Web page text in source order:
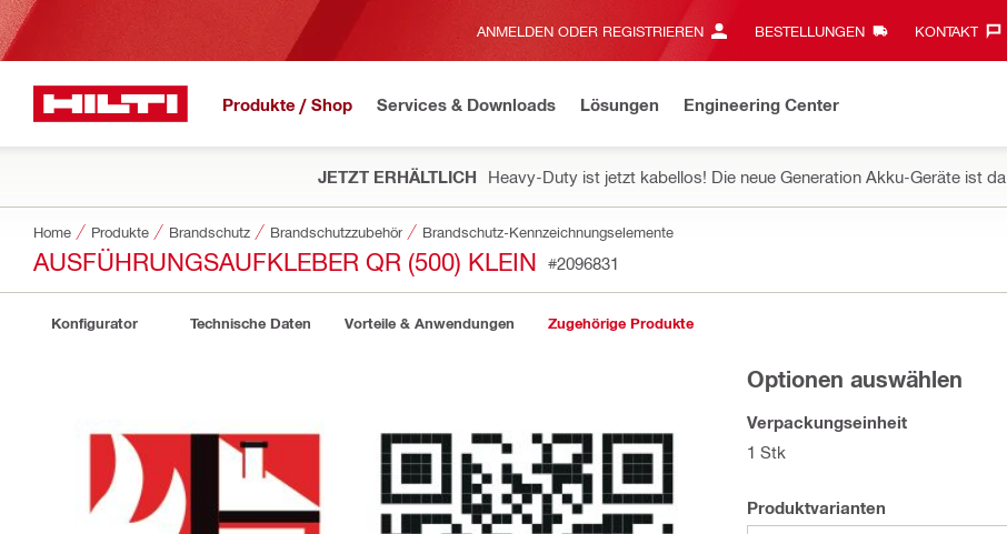
ANMELDEN ODER REGISTRIEREN BESTELLUNGEN KONTAKT‎
Produkte / Shop Services & Downloads Lösungen Engineering Center
JETZT ERHÄLTLICH Heavy-Duty ist jetzt kabellos! Die neue Generation Akku-Geräte ist da.
Home Produkte Brandschutz Brandschutzzubehör Brandschutz-Kennzeichnungselemente
AUSFÜHRUNGSAUFKLEBER QR (500) KLEIN #2096831
Konfigurator Technische Daten Vorteile & Anwendungen Zugehörige Produkte
Optionen auswählen
Verpackungseinheit
1 Stk
Produktvarianten